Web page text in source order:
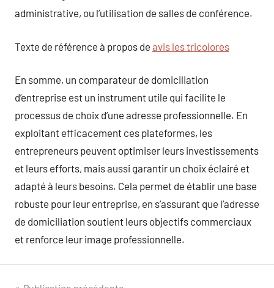
administrative, ou l’utilisation de salles de conférence.
Texte de référence à propos de avis les tricolores
En somme, un comparateur de domiciliation
d’entreprise est un instrument utile qui facilite le
processus de choix d’une adresse professionnelle. En
exploitant efficacement ces plateformes, les
entrepreneurs peuvent optimiser leurs investissements
et leurs efforts, mais aussi garantir un choix éclairé et
adapté à leurs besoins. Cela permet de établir une base
robuste pour leur entreprise, en s’assurant que l’adresse
de domiciliation soutient leurs objectifs commerciaux
et renforce leur image professionnelle.